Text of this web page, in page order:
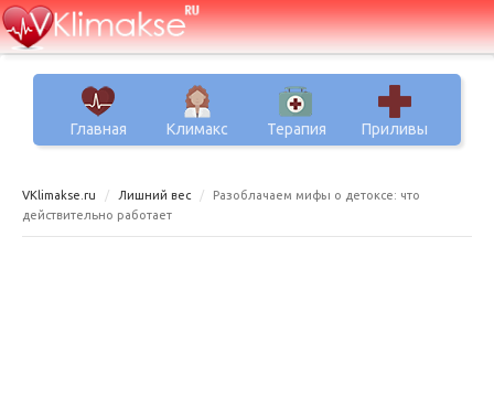
Главная Климакс Терапия Приливы
VKlimakse.ru Лишний вес
Разоблачаем мифы о детоксе: что
действительно работает